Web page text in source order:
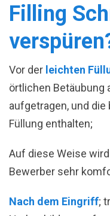
Filling
Vor der leichten
örtlichen Betäubung
aufgetragen, und
Füllung enthalten;
Auf diese Weise
Bewerber sehr
Nach dem Eingriff;